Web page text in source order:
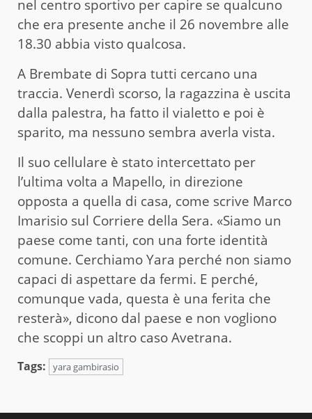
nel centro sportivo per capire se qualcuno
che era presente anche il 26 novembre alle
18.30 abbia visto qualcosa.
A Brembate di Sopra tutti cercano una
traccia. Venerdì scorso, la ragazzina è uscita
dalla palestra, ha fatto il vialetto e poi è
sparito, ma nessuno sembra averla vista.
Il suo cellulare è stato intercettato per
l’ultima volta a Mapello, in direzione
opposta a quella di casa, come scrive Marco
Imarisio sul Corriere della Sera. «Siamo un
paese come tanti, con una forte identità
comune. Cerchiamo Yara perché non siamo
capaci di aspettare da fermi. E perché,
comunque vada, questa è una ferita che
resterà», dicono dal paese e non vogliono
che scoppi un altro caso Avetrana.
Tags: yara gambirasio